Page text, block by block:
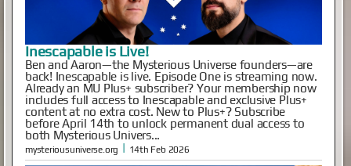
Как выглядел мужчина, живший в
Иерихоне 9 тысяч лет назад
Так называемый «иерихонский череп» был найден
британским археологом Кэтлин Кэньон в 1953 году
во время раскопок на территории города Иерихон
(сейчас — Западный берег реки Иордан, в то время —
Иордания). Упоминаемый в
Библии Иерихон считается одним из самых древних
поселений в мире, по оценкам археологов, люди